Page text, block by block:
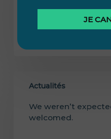
Actualités
We weren’t
welcomed.
JE